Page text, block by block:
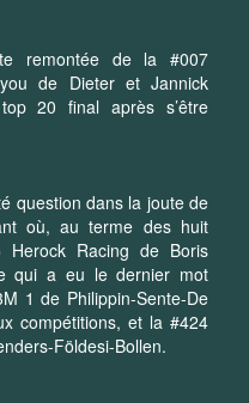
remontée de la #007
de Dieter et Jannick
20 final après s’être
question dans la joute de
où, au terme des huit
Herock Racing de Boris
qui a eu le dernier mot
1 de Philippin-Sente-De
compétitions, et la #424
Földesi-Bollen.